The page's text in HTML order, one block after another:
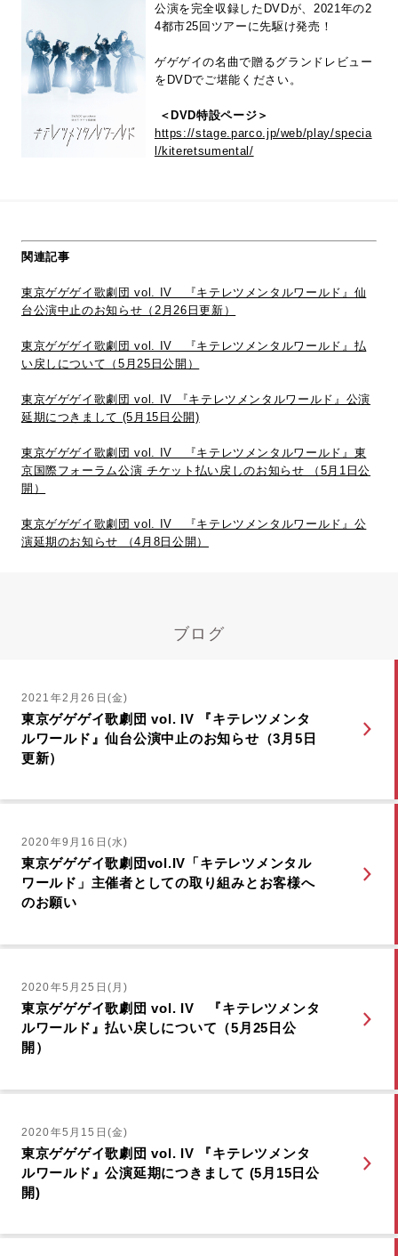
公演を完全収録したDVDが、2021年の2
4都市25回ツアーに先駆け発売！
ゲゲゲイの名曲で贈るグランドレビュー
をDVDでご堪能ください。
＜DVD特設ページ＞
https://stage.parco.jp/web/play/specia
l/kiteretsumental/
関連記事
東京ゲゲゲイ歌劇団 vol. IV 『キテレツメンタルワールド』仙
台公演中止のお知らせ（2月26日更新）
東京ゲゲゲイ歌劇団 vol. IV 『キテレツメンタルワールド』払
い戻しについて（5月25日公開）
東京ゲゲゲイ歌劇団 vol. IV 『キテレツメンタルワールド』公演
延期につきまして (5月15日公開)
東京ゲゲゲイ歌劇団 vol. IV 『キテレツメンタルワールド』東
京国際フォーラム公演 チケット払い戻しのお知らせ （5月1日公
開）
東京ゲゲゲイ歌劇団 vol. IV 『キテレツメンタルワールド』公
演延期のお知らせ （4月8日公開）
ブログ
2021年2月26日(金)
東京ゲゲゲイ歌劇団 vol. IV 『キテレツメンタ
ルワールド』仙台公演中止のお知らせ（3月5日
更新）
2020年9月16日(水)
東京ゲゲゲイ歌劇団vol.IV「キテレツメンタル
ワールド」主催者としての取り組みとお客様へ
のお願い
2020年5月25日(月)
東京ゲゲゲイ歌劇団 vol. IV 『キテレツメンタ
ルワールド』払い戻しについて（5月25日公
開）
2020年5月15日(金)
東京ゲゲゲイ歌劇団 vol. IV 『キテレツメンタ
ルワールド』公演延期につきまして (5月15日公
開)